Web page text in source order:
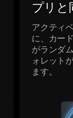
プリと
アクティ
に、カー
がランダ
ォレット
ます。